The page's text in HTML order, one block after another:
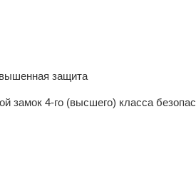
защита
замок 4-го (высшего) класса